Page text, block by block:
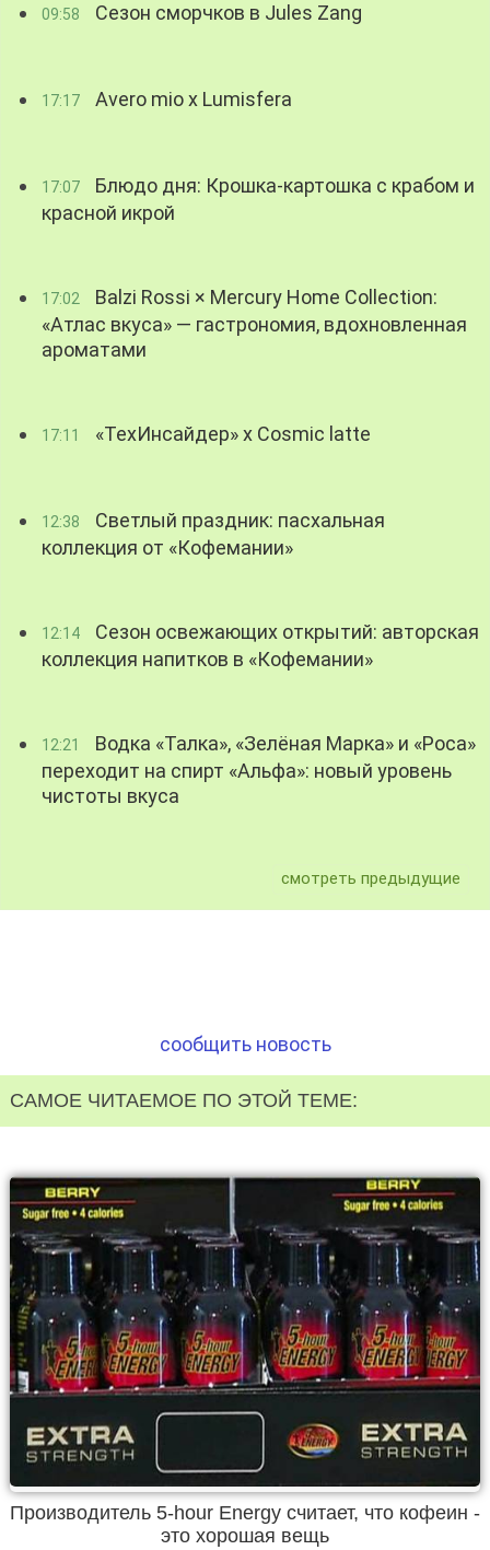
09:58 Сезон сморчков в Jules Zang
17:17 Avero mio x Lumisfera
17:07
Блюдо дня: Крошка-картошка с крабом и
красной икрой
17:02
Balzi Rossi × Mercury Home Collection:
«Атлас вкуса» — гастрономия, вдохновленная
ароматами
17:11 «ТехИнсайдер» х Cosmic latte
12:38
Светлый праздник: пасхальная
коллекция от «Кофемании»
12:14
Сезон освежающих открытий: авторская
коллекция напитков в «Кофемании»
12:21
Водка «Талка», «Зелёная Марка» и «Роса»
переходит на спирт «Альфа»: новый уровень
чистоты вкуса
смотреть предыдущие
сообщить новость
САМОЕ ЧИТАЕМОЕ ПО ЭТОЙ ТЕМЕ:
Производитель 5-hour Energy считает, что кофеин -
это хорошая вещь